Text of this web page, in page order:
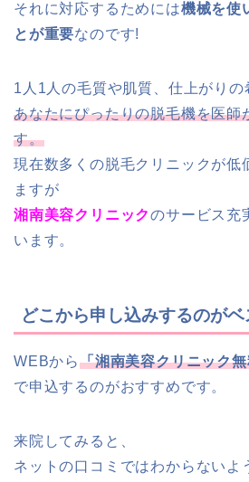
それに対応するためには機械を使
とが重要なのです!
1人1人の毛質や肌質、仕上がりの
あなたにぴったりの脱毛機を医師
す。
現在数多くの脱毛クリニックが低
ますが
湘南美容クリニックのサービス充
います。
どこから申し込みするのがベ
WEBから「湘南美容クリニック
で申込するのがおすすめです。
来院してみると、
ネットの口コミではわからないよ